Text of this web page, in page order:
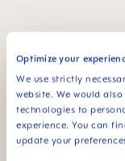
Optimize your
We use strictly
website. We would
technologies to
experience. You can
update your
FAQ
Manual MAM Bite
Größe: 0.04 MB